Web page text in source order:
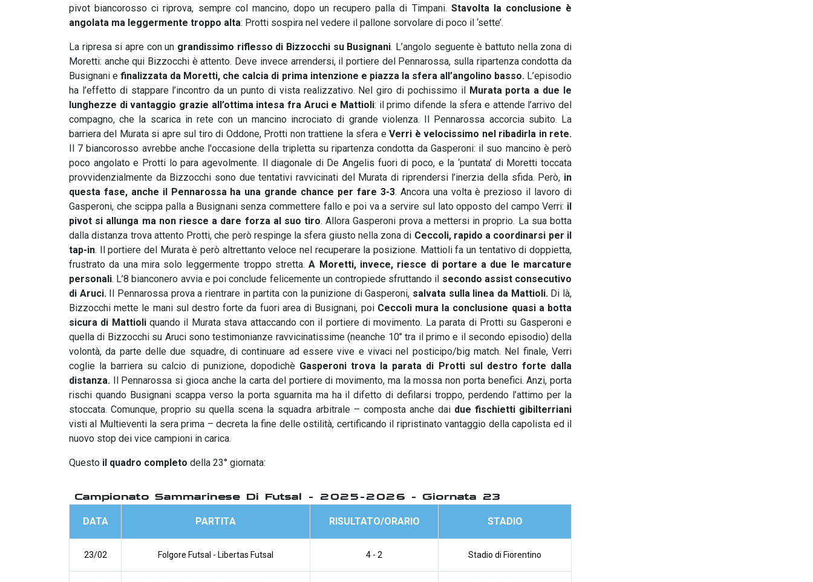
pivot biancorosso ci riprova, sempre col mancino, dopo un recupero palla di Timpani. Stavolta la conclusione è
angolata ma leggermente troppo alta: Protti sospira nel vedere il pallone sorvolare di poco il ‘sette’.
La ripresa si apre con un grandissimo riflesso di Bizzocchi su Busignani. L’angolo seguente è battuto nella zona di
Moretti: anche qui Bizzocchi è attento. Deve invece arrendersi, il portiere del Pennarossa, sulla ripartenza condotta da
Busignani efinalizzata da Moretti, che calcia di prima intenzione e piazza la sfera all’angolino basso. L’episodio
ha l’effetto di stappare l’incontro da un punto di vista realizzativo. Nel giro di pochissimo il Murata porta a due le
lunghezze di vantaggio grazie all’ottima intesa fra Aruci e Mattioli: il primo difende la sfera e attende l’arrivo del
compagno, che la scarica in rete con un mancino incrociato di grande violenza. Il Pennarossa accorcia subito. La
barriera del Murata si apre sul tiro di Oddone, Protti non trattiene la sfera eVerri è velocissimo nel ribadirla in rete.
Il 7 biancorosso avrebbe anche l'occasione della tripletta su ripartenza condotta da Gasperoni: il suo mancino è però
poco angolato e Protti lo para agevolmente. Il diagonale di De Angelis fuori di poco, e la ‘puntata’ di Moretti toccata
provvidenzialmente da Bizzocchi sono due tentativi ravvicinati del Murata di riprendersi l’inerzia della sfida. Però, in
questa fase, anche il Pennarossa ha una grande chance per fare 3-3. Ancora una volta è prezioso il lavoro di
Gasperoni, che scippa palla a Busignani senza commettere fallo e poi va a servire sul lato opposto del campo Verri: il
pivot si allunga ma non riesce a dare forza al suo tiro. Allora Gasperoni prova a mettersi in proprio. La sua botta
dalla distanza trova attento Protti, che però respinge la sfera giusto nella zona di Ceccoli, rapido a coordinarsi per il
tap-in. Il portiere del Murata è però altrettanto veloce nel recuperare la posizione. Mattioli fa un tentativo di doppietta,
frustrato da una mira solo leggermente troppo stretta.A Moretti, invece, riesce di portare a due le marcature
personali. L’8 bianconero avvia e poi conclude felicemente un contropiede sfruttando il secondo assist consecutivo
di Aruci. Il Pennarossa prova a rientrare in partita con la punizione di Gasperoni, salvata sulla linea da Mattioli. Di là,
Bizzocchi mette le mani sul destro forte da fuori area di Busignani, poi Ceccoli mura la conclusione quasi a botta
sicura di Mattioliquando il Murata stava attaccando con il portiere di movimento. La parata di Protti su Gasperoni e
quella di Bizzocchi su Aruci sono testimonianze ravvicinatissime (neanche 10’’ tra il primo e il secondo episodio) della
volontà, da parte delle due squadre, di continuare ad essere vive e vivaci nel posticipo/big match. Nel finale, Verri
coglie la barriera su calcio di punizione, dopodichè Gasperoni trova la parata di Protti sul destro forte dalla
distanza. Il Pennarossa si gioca anche la carta del portiere di movimento, ma la mossa non porta benefici. Anzi, porta
rischi quando Busignani scappa verso la porta sguarnita ma ha il difetto di defilarsi troppo, perdendo l’attimo per la
stoccata. Comunque, proprio su quella scena la squadra arbitrale – composta anche dai due fischietti gibilterriani
visti al Multieventi la sera prima – decreta la fine delle ostilità, certificando il ripristinato vantaggio della capolista ed il
nuovo stop dei vice campioni in carica.
Questo il quadro completo della 23° giornata:
Campionato Sammarinese Di Futsal - 2025-2026 - Giornata 23
DATA PARTITA RISULTATO/ORARIO STADIO
23/02 Folgore Futsal - Libertas Futsal 4 - 2 Stadio di Fiorentino